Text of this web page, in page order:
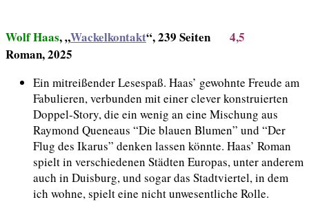
Wolf Haas, „Wackelkontakt“, 239 Seiten 4,5
Roman, 2025
Ein mitreißender Lesespaß. Haas’ gewohnte Freude am
Fabulieren, verbunden mit einer clever konstruierten
Doppel-Story, die ein wenig an eine Mischung aus
Raymond Queneaus “Die blauen Blumen” und “Der
Flug des Ikarus” denken lassen könnte. Haas’ Roman
spielt in verschiedenen Städten Europas, unter anderem
auch in Duisburg, und sogar das Stadtviertel, in dem
ich wohne, spielt eine nicht unwesentliche Rolle.